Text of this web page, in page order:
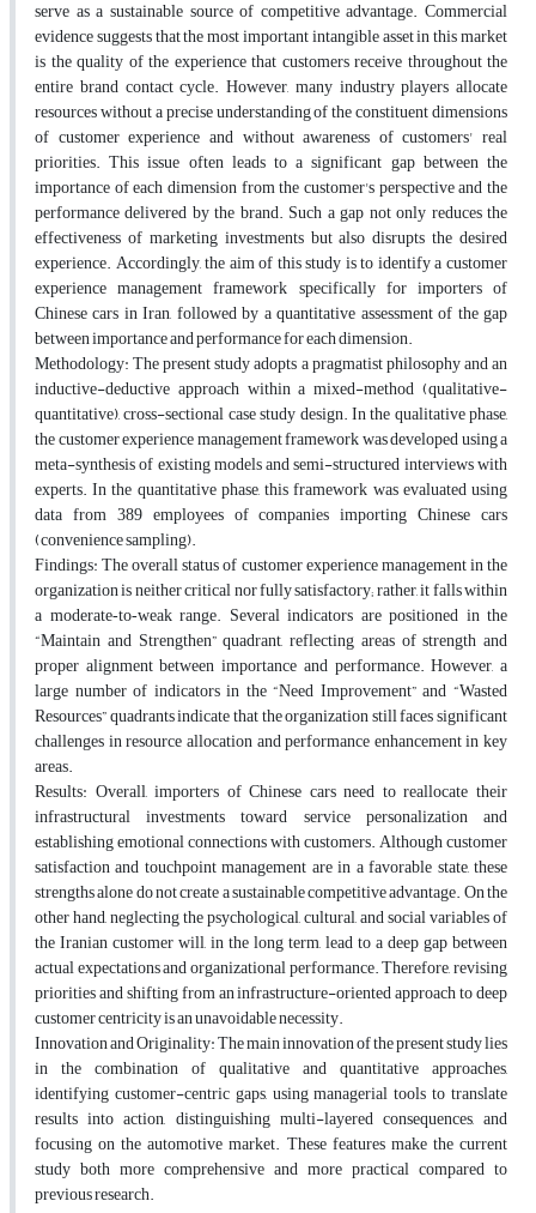
serve as a sustainable source of competitive advantage. Commercial
evidence suggests that the most important intangible asset in this market
is the quality of the experience that customers receive throughout the
entire brand contact cycle. However, many industry players allocate
resources without a precise understanding of the constituent dimensions
of customer experience and without awareness of customers' real
priorities. This issue often leads to a significant gap between the
importance of each dimension from the customer's perspective and the
performance delivered by the brand. Such a gap not only reduces the
effectiveness of marketing investments but also disrupts the desired
experience. Accordingly, the aim of this study is to identify a customer
experience management framework specifically for importers of
Chinese cars in Iran, followed by a quantitative assessment of the gap
between importance and performance for each dimension.
Methodology: The present study adopts a pragmatist philosophy and an
inductive-deductive approach within a mixed-method (qualitative-
quantitative), cross-sectional case study design. In the qualitative phase,
the customer experience management framework was developed using a
meta-synthesis of existing models and semi-structured interviews with
experts. In the quantitative phase, this framework was evaluated using
data from 389 employees of companies importing Chinese cars
(convenience sampling).
Findings: The overall status of customer experience management in the
organization is neither critical nor fully satisfactory; rather, it falls within
a moderate‑to‑weak range. Several indicators are positioned in the
“Maintain and Strengthen” quadrant, reflecting areas of strength and
proper alignment between importance and performance. However, a
large number of indicators in the “Need Improvement” and “Wasted
Resources” quadrants indicate that the organization still faces significant
challenges in resource allocation and performance enhancement in key
areas.
Results: Overall, importers of Chinese cars need to reallocate their
infrastructural investments toward service personalization and
establishing emotional connections with customers. Although customer
satisfaction and touchpoint management are in a favorable state, these
strengths alone do not create a sustainable competitive advantage. On the
other hand, neglecting the psychological, cultural, and social variables of
the Iranian customer will, in the long term, lead to a deep gap between
actual expectations and organizational performance. Therefore, revising
priorities and shifting from an infrastructure-oriented approach to deep
customer centricity is an unavoidable necessity.
Innovation and Originality: The main innovation of the present study lies
in the combination of qualitative and quantitative approaches,
identifying customer-centric gaps, using managerial tools to translate
results into action, distinguishing multi-layered consequences, and
focusing on the automotive market. These features make the current
study both more comprehensive and more practical compared to
previous research.